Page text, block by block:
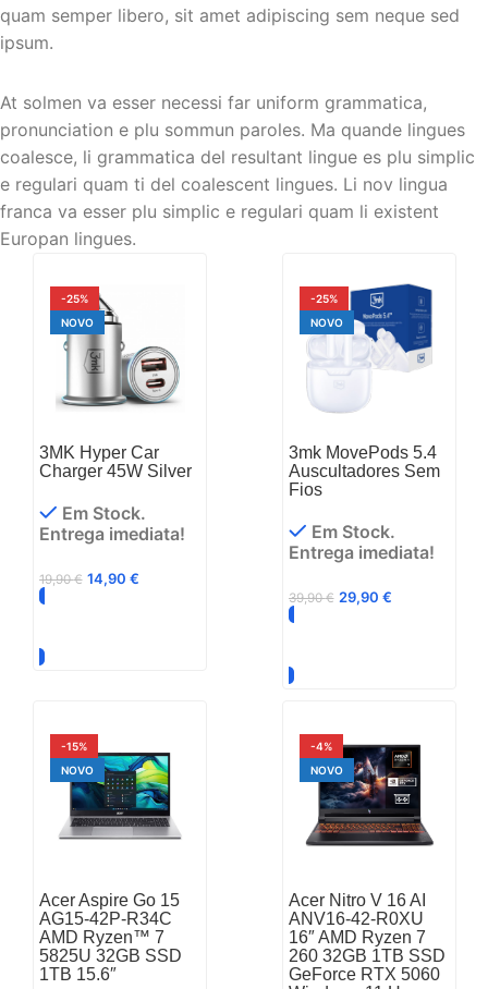
quam semper libero, sit amet adipiscing sem neque sed
ipsum.
At solmen va esser necessi far uniform grammatica,
pronunciation e plu sommun paroles. Ma quande lingues
coalesce, li grammatica del resultant lingue es plu simplic
e regulari quam ti del coalescent lingues. Li nov lingua
franca va esser plu simplic e regulari quam li existent
Europan lingues.
-25%
NOVO
3MK Hyper Car
Charger 45W Silver
Em Stock.
Entrega imediata!
19,90€ 14,90 €
-25%
NOVO
3mk MovePods 5.4
Auscultadores Sem
Fios
Em Stock.
Entrega imediata!
39,90€ 29,90 €
-15%
NOVO
Acer Aspire Go 15
AG15-42P-R34C
AMD Ryzen™ 7
5825U 32GB SSD
1TB 15.6″
-4%
NOVO
Acer Nitro V 16 AI
ANV16-42-R0XU
16″ AMD Ryzen 7
260 32GB 1TB SSD
GeForce RTX 5060